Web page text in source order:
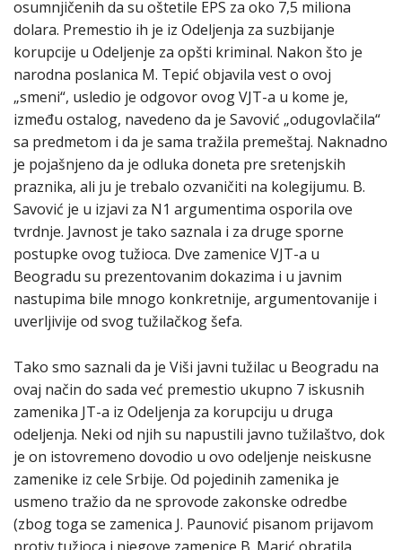
osumnjičenih da su oštetile EPS za oko 7,5 miliona
dolara. Premestio ih je iz Odeljenja za suzbijanje
korupcije u Odeljenje za opšti kriminal. Nakon što je
narodna poslanica M. Tepić objavila vest o ovoj
„smeni“, usledio je odgovor ovog VJT-a u kome je,
između ostalog, navedeno da je Savović „odugovlačila“
sa predmetom i da je sama tražila premeštaj. Naknadno
je pojašnjeno da je odluka doneta pre sretenjskih
praznika, ali ju je trebalo ozvaničiti na kolegijumu. B.
Savović je u izjavi za N1 argumentima osporila ove
tvrdnje. Javnost je tako saznala i za druge sporne
postupke ovog tužioca. Dve zamenice VJT-a u
Beogradu su prezentovanim dokazima i u javnim
nastupima bile mnogo konkretnije, argumentovanije i
uverljivije od svog tužilačkog šefa.
Tako smo saznali da je Viši javni tužilac u Beogradu na
ovaj način do sada već premestio ukupno 7 iskusnih
zamenika JT-a iz Odeljenja za korupciju u druga
odeljenja. Neki od njih su napustili javno tužilaštvo, dok
je on istovremeno dovodio u ovo odeljenje neiskusne
zamenike iz cele Srbije. Od pojedinih zamenika je
usmeno tražio da ne sprovode zakonske odredbe
(zbog toga se zamenica J. Paunović pisanom prijavom